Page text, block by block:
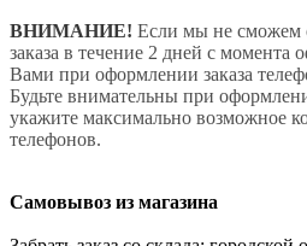
ВНИМАНИЕ! Если мы не сможем
заказа в течение 2 дней с
Вами при оформлении заказа
Будьте внимательны при
укажите максимально возможное
телефонов.
Самовывоз из магазина